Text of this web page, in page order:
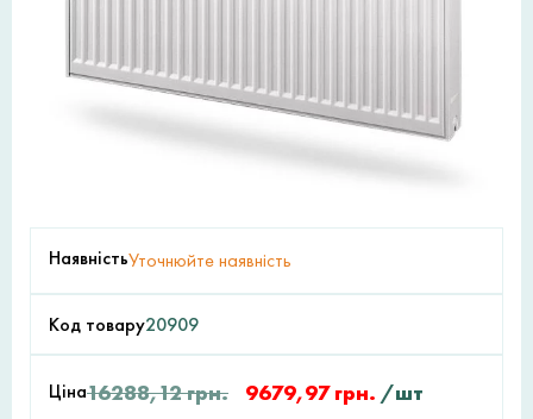
НаявністьУточнюйте наявність
Код товару20909
Ціна16288,12грн. 9679,97грн. /шт